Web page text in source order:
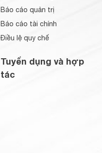
Báo cáo quản trị
Báo cáo tài chính
Điều lệ quy chế
Tuyển dụng và hợp
tác